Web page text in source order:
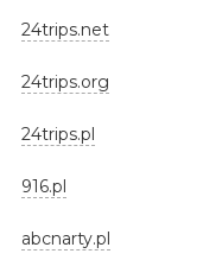
24trips.net
24trips.org
24trips.pl
916.pl
abcnarty.pl